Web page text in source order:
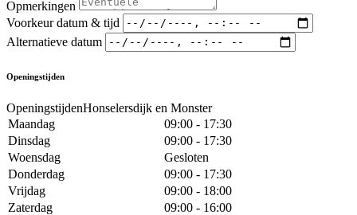
Opmerkingen
Voorkeur datum & tijd
Alternatieve datum
Openingstijden
OpeningstijdenHonselersdijk en Monster
Maandag
09:00 - 17:30
Dinsdag
09:00 - 17:30
Woensdag
Gesloten
Donderdag
09:00 - 17:30
Vrijdag
09:00 - 18:00
Zaterdag
09:00 - 16:00